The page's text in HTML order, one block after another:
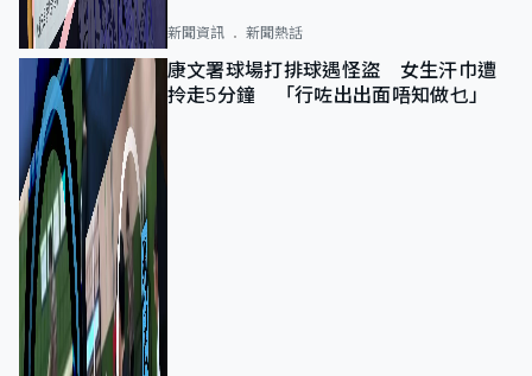
新聞資訊 新聞熱話
康文署球場打排球遇怪盜 女生汗巾遭
拎走5分鐘 「行咗出出面唔知做乜」